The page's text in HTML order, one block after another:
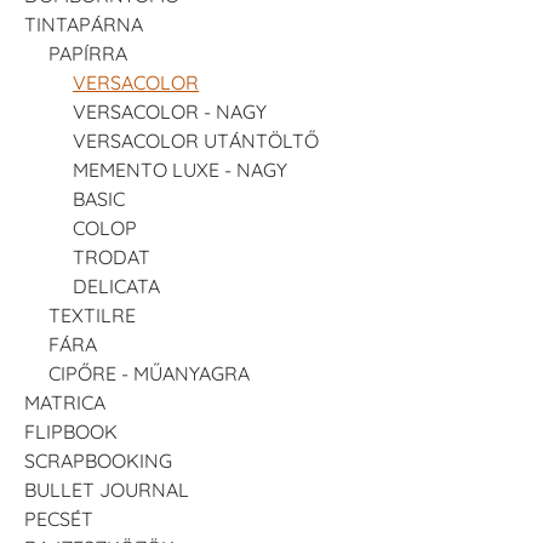
TINTAPÁRNA
PAPÍRRA
VERSACOLOR
VERSACOLOR - NAGY
VERSACOLOR UTÁNTÖLTŐ
MEMENTO LUXE - NAGY
BASIC
COLOP
TRODAT
DELICATA
TEXTILRE
FÁRA
CIPŐRE - MŰANYAGRA
MATRICA
FLIPBOOK
SCRAPBOOKING
BULLET JOURNAL
PECSÉT